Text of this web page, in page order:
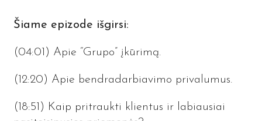
Šiame epizode išgirsi:
(04:01) Apie “Grupo” įkūrimą.
(12:20) Apie bendradarbiavimo privalumus.
(18:51) Kaip pritraukti klientus ir labiausiai